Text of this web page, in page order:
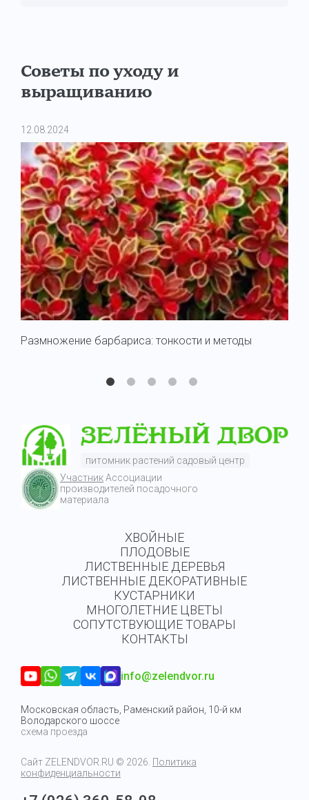
Советы по уходу и
выращиванию
12.08.2024
Размножение барбариса: тонкости и методы
питомник растений садовый центр
УчастникАссоциации
производителей посадочного
материала
ХВОЙНЫЕ
ПЛОДОВЫЕ
ЛИСТВЕННЫЕ ДЕРЕВЬЯ
ЛИСТВЕННЫЕ ДЕКОРАТИВНЫЕ
КУСТАРНИКИ
МНОГОЛЕТНИЕ ЦВЕТЫ
СОПУТСТВУЮЩИЕ ТОВАРЫ
КОНТАКТЫ
info@zelendvor.ru
Московская область, Раменский район, 10-й км
Володарского шоссе
схема проезда
Сайт ZELENDVOR.RU © 2026. Политика
конфиденциальности